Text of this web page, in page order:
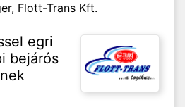
Flott-Trans Kft.
egri
bejárós